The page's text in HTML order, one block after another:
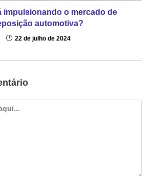
impulsionando o mercado de
automotiva?
22 de julho de 2024